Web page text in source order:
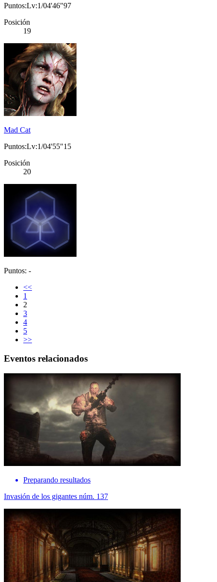
Puntos:Lv:1/04'46"97
Posición
19
Mad Cat
Puntos:Lv:1/04'55"15
Posición
20
Puntos: -
<<
1
2
3
4
5
>>
Eventos relacionados
Preparando resultados
Invasión de los gigantes núm. 137